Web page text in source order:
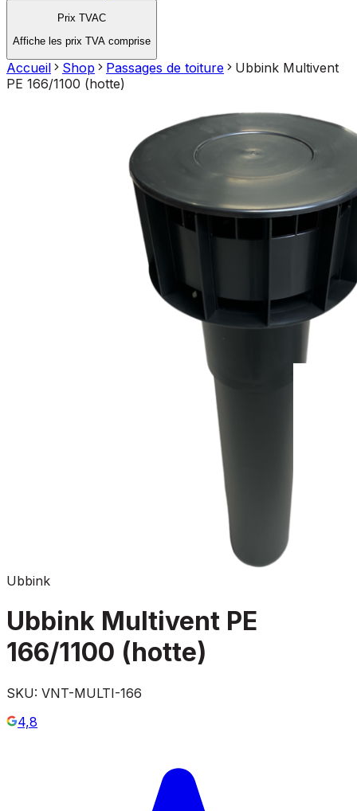
Prix TVAC
Affiche les prix TVA comprise
Accueil Shop Passages de toiture
Ubbink Multivent
PE 166/1100 (hotte)
Ubbink
Ubbink Multivent PE
166/1100 (hotte)
SKU: VNT-MULTI-166
4,8